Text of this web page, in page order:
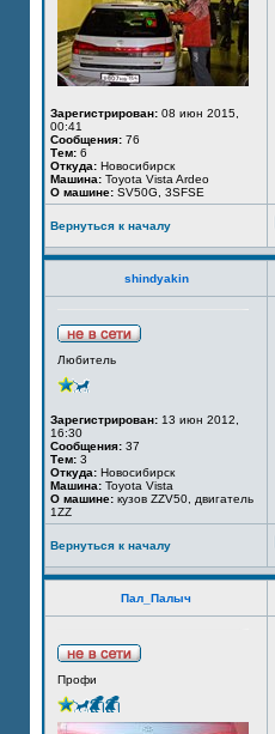
Зарегистрирован: 08 июн 2015,
00:41
Сообщения: 76
Тем: 6
Откуда: Новосибирск
Машина: Toyota Vista Ardeo
О машине: SV50G, 3SFSE
Вернуться к началу
shindyakin
Любитель
Зарегистрирован: 13 июн 2012,
16:30
Сообщения: 37
Тем: 3
Откуда: Новосибирск
Машина: Toyota Vista
О машине: кузов ZZV50, двигатель
1ZZ
Вернуться к началу
Пал_Палыч
Профи